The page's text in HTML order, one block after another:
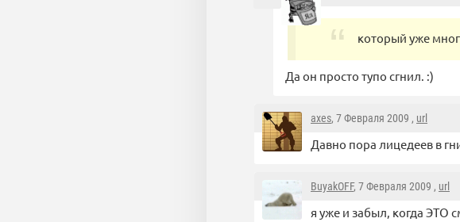
который уже
Да он просто тупо сгнил. :)
axes, 7 Февраля 2009 , url
Давно пора лицедеев в
BuyakOFF, 7 Февраля 2009 , url
я уже и забыл, когда ЭТО